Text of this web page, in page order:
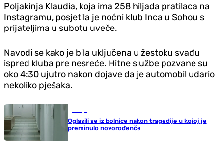
Poljakinja Klaudia, koja ima 258 hiljada pratilaca na
Instagramu, posjetila je noćni klub Inca u Sohou s
prijateljima u subotu uveče.
Navodi se kako je bila uključena u žestoku svađu
ispred kluba pre nesreće. Hitne službe pozvane su
oko 4:30 ujutro nakon dojave da je automobil udario
nekoliko pješaka.
Oglasili se iz bolnice nakon tragedije u kojoj je
preminulo novorođenče